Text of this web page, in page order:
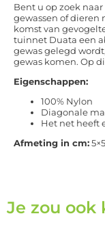
Bent u op zoek
gewassen of dieren
komst van
tuinnet Duata een
gewas gelegd
gewas komen. Op
Eigenschappen:
100% Nylon
Diagonale
Het net heeft
Afmeting in cm:5×5
Je zou ook